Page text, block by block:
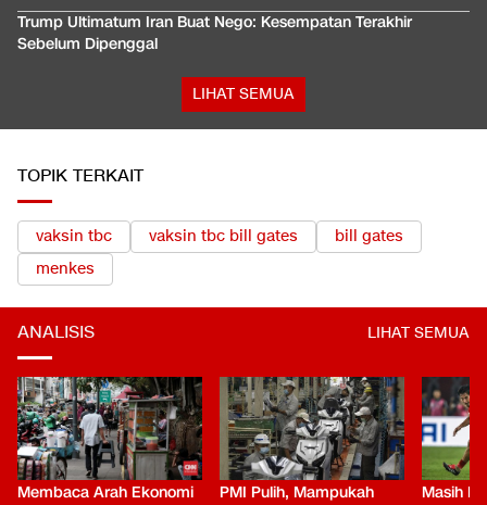
Trump Ultimatum Iran Buat Nego: Kesempatan Terakhir
Sebelum Dipenggal
LIHAT SEMUA
TOPIK TERKAIT
vaksin tbc vaksin tbc bill gates
bill gates
menkes
ANALISIS LIHAT SEMUA
Membaca Arah Ekonomi
PMI Pulih, Mampukah
Masih